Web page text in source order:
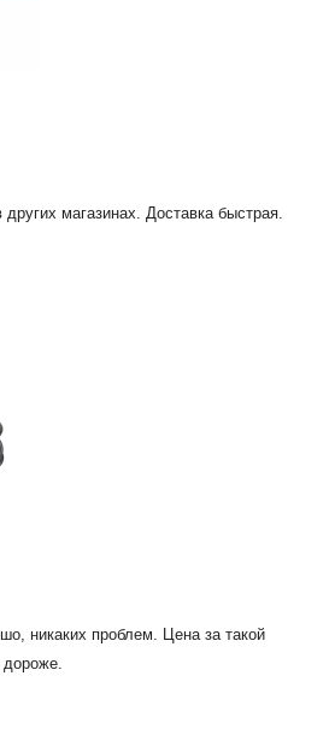
магазинах. Доставка быстрая.
никаких проблем. Цена за такой
дороже.